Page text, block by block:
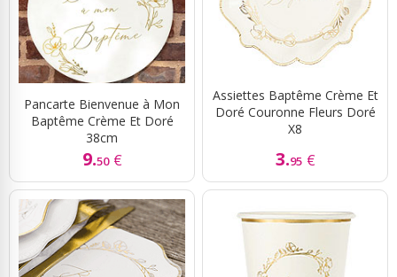
Pancarte Bienvenue à Mon
Baptême Crème Et Doré
38cm
9.50 €
Assiettes Baptême Crème Et
Doré Couronne Fleurs Doré
X8
3.95 €